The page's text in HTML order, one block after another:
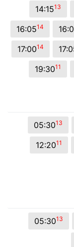
14:1513
16:0514
17:0014
19:3011
05:3013
12:2011
05:3013